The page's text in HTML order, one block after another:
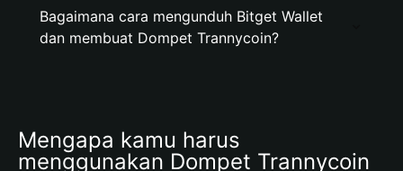
Bagaimana cara mengunduh Bitget Wallet
dan membuat Dompet Trannycoin?
Mengapa kamu harus
menggunakan Dompet Trannycoin